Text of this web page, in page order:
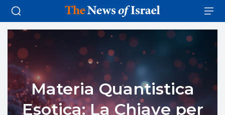
Materia Quantistica
Esotica: La Chiave per